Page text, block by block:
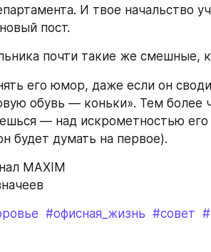
И твое начальство
пост.
почти такие же смешные,
его юмор, даже если он
обувь — коньки». Тем более
— над искрометностью его
будет думать на первое).
MAXIM
#офисная_жизнь #совет